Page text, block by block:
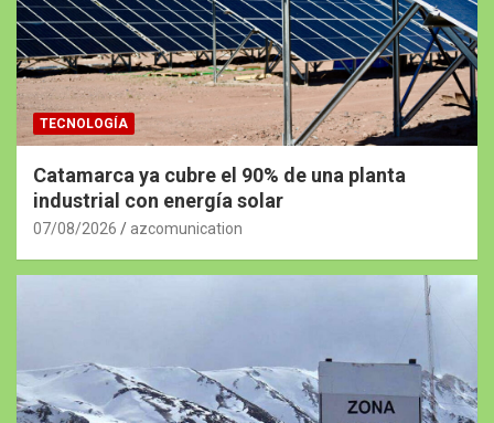
TECNOLOGÍA
Catamarca ya cubre el 90% de una planta
industrial con energía solar
07/08/2026 azcomunication